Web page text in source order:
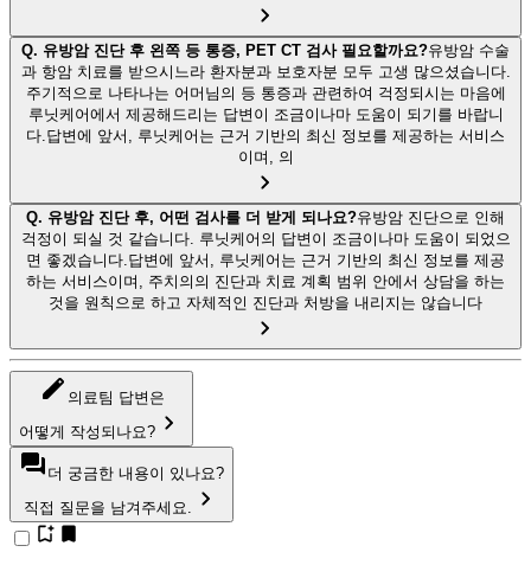
Q. 유방암 진단 후 왼쪽 등 통증, PET CT 검사 필요할까요?유방암 수술
과 항암 치료를 받으시느라 환자분과 보호자분 모두 고생 많으셨습니다.
주기적으로 나타나는 어머님의 등 통증과 관련하여 걱정되시는 마음에
루닛케어에서 제공해드리는 답변이 조금이나마 도움이 되기를 바랍니
다.답변에 앞서, 루닛케어는 근거 기반의 최신 정보를 제공하는 서비스
이며, 의
Q. 유방암 진단 후, 어떤 검사를 더 받게 되나요?유방암 진단으로 인해
걱정이 되실 것 같습니다. 루닛케어의 답변이 조금이나마 도움이 되었으
면 좋겠습니다.답변에 앞서, 루닛케어는 근거 기반의 최신 정보를 제공
하는 서비스이며, 주치의의 진단과 치료 계획 범위 안에서 상담을 하는
것을 원칙으로 하고 자체적인 진단과 처방을 내리지는 않습니다
의료팀 답변은
어떻게 작성되나요?
더 궁금한 내용이 있나요?
직접 질문을 남겨주세요.